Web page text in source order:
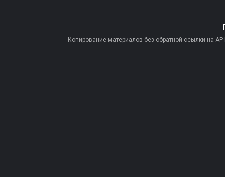
Копирование материалов без обратной ссылки на